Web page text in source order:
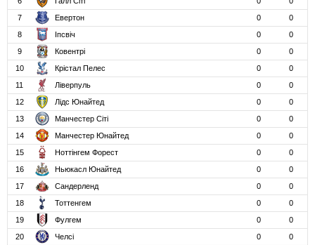
7
Евертон 0
0
8
Іпсвіч 0
0
9
Ковентрі 0
0
10
Крістал Пелес 0
0
11
Ліверпуль 0
0
12
Лідс Юнайтед 0
0
13
Манчестер Сіті 0
0
14
Манчестер Юнайтед 0
0
15
Ноттінгем Форест 0
0
16
Ньюкасл Юнайтед 0
0
17
Сандерленд 0
0
18
Тоттенгем 0
0
19
Фулгем 0
0
20
Челсі 0 0